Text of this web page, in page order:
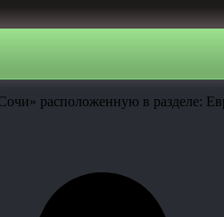
расположенную в разделе: